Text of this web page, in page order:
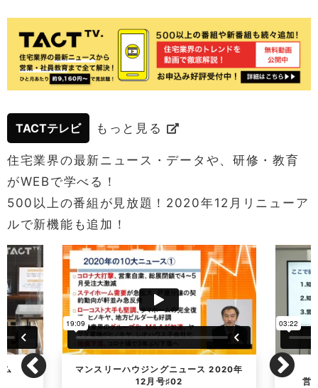
TACTテレビ もっと見る
住宅業界の最新ニュース・データや、研修・教育
がWEBで学べる！
500以上の番組が見放題！2020年12月リニューア
ルで新機能も追加！
ム
マンスリーハウジングニュース 2020年
12月号♯02
営